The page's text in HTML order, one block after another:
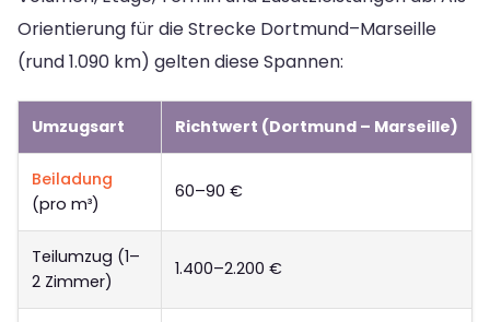
Orientierung für die Strecke Dortmund–Marseille
(rund 1.090 km) gelten diese Spannen:
Umzugsart Richtwert (Dortmund – Marseille)
Beiladung
(pro m³)
60–90 €
Teilumzug (1–
2 Zimmer)
1.400–2.200 €